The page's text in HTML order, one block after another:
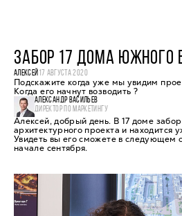
ЗАБОР 17 ДОМА ЮЖНОГО
АЛЕКСЕЙ 17 АВГУСТА 2020
Подскажите когда уже мы увидим
Когда его начнут возводить ?
АЛЕКСАНДР ВАСИЛЬЕВ
ДИРЕКТОР ПО МАРКЕТИНГУ
Алексей, добрый день. В 17 доме
архитектурного проекта и находится
Увидеть вы его сможете в следующем
начале сентября.